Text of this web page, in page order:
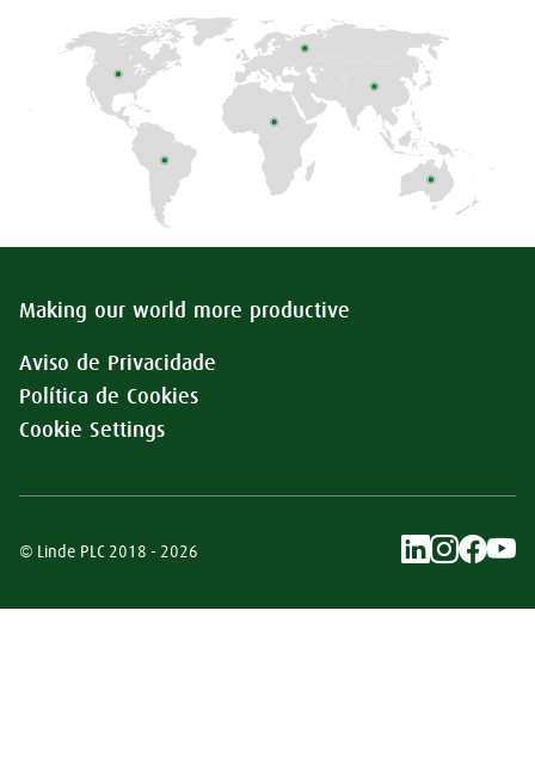
Making our world more productive
Aviso de Privacidade
Política de Cookies
Cookie Settings
© Linde PLC 2018 - 2026